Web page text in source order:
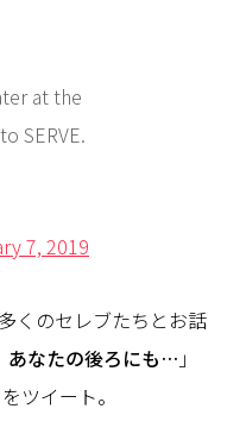
at the
SERVE.
7, 2019
くのセレブたちとお話
あなたの後ろにも… 」
ツイート。